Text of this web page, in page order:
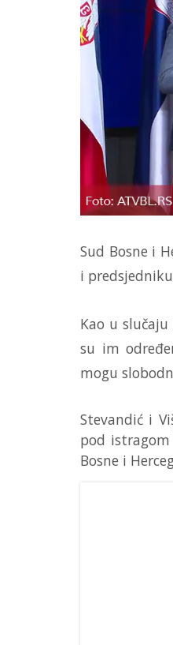
Sud Bosne i
i
Kao u
su im
mogu
Stevandić i
pod
Bosne i